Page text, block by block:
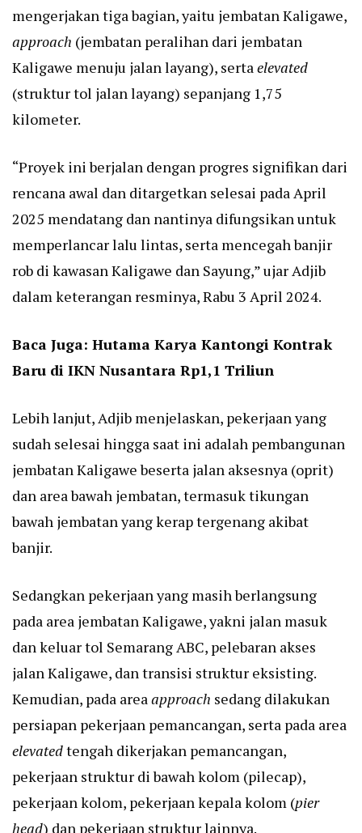
mengerjakan tiga bagian, yaitu jembatan Kaligawe,
approach (jembatan peralihan dari jembatan
Kaligawe menuju jalan layang), serta elevated
(struktur tol jalan layang) sepanjang 1,75
kilometer.
“Proyek ini berjalan dengan progres signifikan dari
rencana awal dan ditargetkan selesai pada April
2025 mendatang dan nantinya difungsikan untuk
memperlancar lalu lintas, serta mencegah banjir
rob di kawasan Kaligawe dan Sayung,” ujar Adjib
dalam keterangan resminya, Rabu 3 April 2024.
Baca Juga: Hutama Karya Kantongi Kontrak
Baru di IKN Nusantara Rp1,1 Triliun
Lebih lanjut, Adjib menjelaskan, pekerjaan yang
sudah selesai hingga saat ini adalah pembangunan
jembatan Kaligawe beserta jalan aksesnya (oprit)
dan area bawah jembatan, termasuk tikungan
bawah jembatan yang kerap tergenang akibat
banjir.
Sedangkan pekerjaan yang masih berlangsung
pada area jembatan Kaligawe, yakni jalan masuk
dan keluar tol Semarang ABC, pelebaran akses
jalan Kaligawe, dan transisi struktur eksisting.
Kemudian, pada area approach sedang dilakukan
persiapan pekerjaan pemancangan, serta pada area
elevatedtengah dikerjakan pemancangan,
pekerjaan struktur di bawah kolom (pilecap),
pekerjaan kolom, pekerjaan kepala kolom (pier
head) dan pekerjaan struktur lainnya.